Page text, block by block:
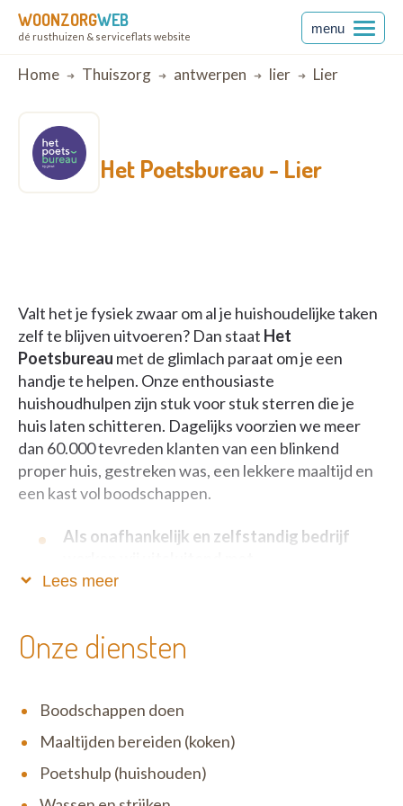
WOONZORGWEB
dé rusthuizen & serviceflats website
menu
Breadcrumb
Home Thuiszorg antwerpen lier Lier
Het Poetsbureau - Lier
Valt het je fysiek zwaar om al je huishoudelijke taken
zelf te blijven uitvoeren? Dan staat Het
Poetsbureau met de glimlach paraat om je een
handje te helpen. Onze enthousiaste
huishoudhulpen zijn stuk voor stuk sterren die je
huis laten schitteren. Dagelijks voorzien we meer
dan 60.000 tevreden klanten van een blinkend
proper huis, gestreken was, een lekkere maaltijd en
een kast vol boodschappen.
Als onafhankelijk en zelfstandig bedrijf
dienstencheques.
verloopt alles volkomen legaal. Het motto van Het
eerlijkheid en respect uiterst belangrijk zijn. Wij zijn
erg menselijk en tegelijk zeer correct in ons doen en
medewerkers.
Lees meer
Onze diensten
Boodschappen doen
Maaltijden bereiden (koken)
Poetshulp (huishouden)